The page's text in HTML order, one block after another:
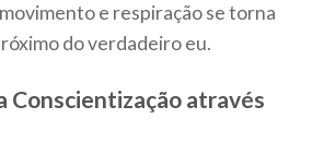
e respiração se torna
do verdadeiro eu.
Conscientização através